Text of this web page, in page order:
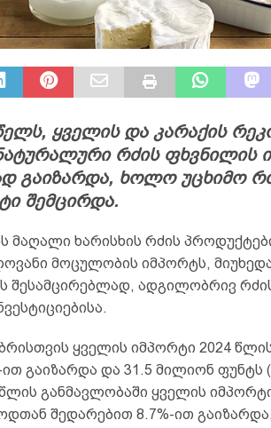
ყველის და კარაქის
რძის ფხვნილის
გაიზარდა, ხოლო უცხიმო
შემცირდა.
მაღალი ხარისხის რძის
მოცულობის იმპორტს,
შესამცირებლად, ადგილობრივ
ყველის იმპორტი 2024
ით გაიზარდა და 31.5 მილიონ ფუნტს
განმავლობაში ყველის
შედარებით 8.7%-ით